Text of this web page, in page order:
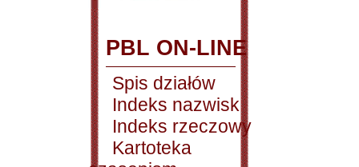
PBL ON-LINE
Spis działów
Indeks nazwisk
Indeks rzeczowy
Kartoteka